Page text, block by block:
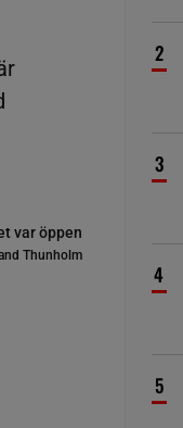
var öppen
Thunholm